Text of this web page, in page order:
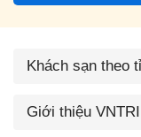
Khách sạn theo
Giới thiệu